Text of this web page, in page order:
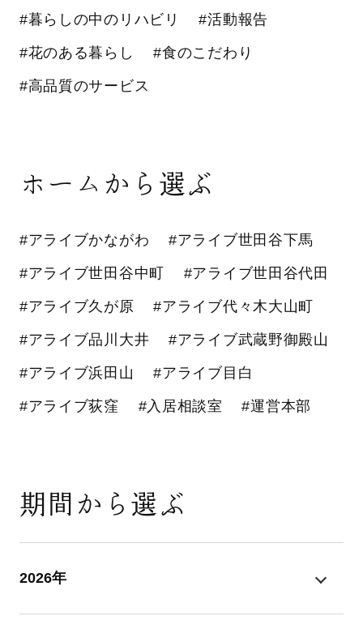
#暮らしの中のリハビリ #活動報告
#花のある暮らし #食のこだわり
#高品質のサービス
ホームから選ぶ
#アライブかながわ #アライブ世田谷下馬
#アライブ世田谷中町 #アライブ世田谷代田
#アライブ久が原 #アライブ代々木大山町
#アライブ品川大井 #アライブ武蔵野御殿山
#アライブ浜田山 #アライブ目白
#アライブ荻窪 #入居相談室 #運営本部
期間から選ぶ
2026年